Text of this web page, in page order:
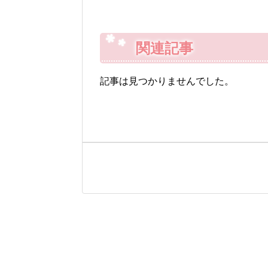
関連記事
記事は見つかりませんでした。